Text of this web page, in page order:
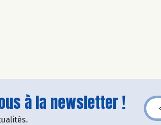
à la newsletter !